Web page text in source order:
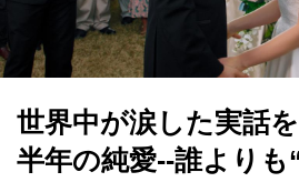
世界中が涙した実話
半年の純愛--誰よりも